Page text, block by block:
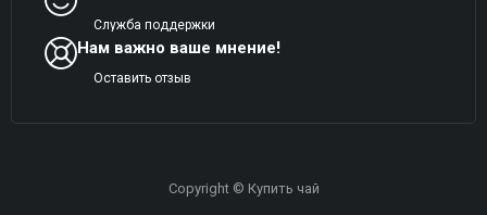
Служба поддержки
Нам важно ваше мнение!
Оставить отзыв
Copyright © Купить чай